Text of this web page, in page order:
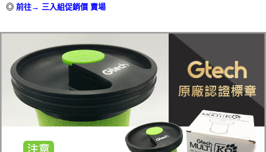
ATM／網路銀行／等多元方式進行付款，方視為交易完成。
※ 交易是否成功請以「AFTEE先享後付 」之結帳頁面顯示為準，若有關於
是否繳費成功／繳費後需取消欲退款等相關疑問，請聯繫「AFTEE先享後付
客戶支援中心」https://netprotections.freshdesk.com/support/home
【注意事項】
１．透過由恩沛科技股份有限公司提供之「AFTEE先享後付」服務完成之交
易，需依本服務之必要範圍內提供個人資料，並將交易相關給付款項請求債
權轉讓予恩沛科技股份有限公司。
２．關於個人資料處理事宜，請瀏覽以下網址：
https://aftee.tw/terms/#terms3
◎ 前往→ 三入組促銷價 賣場